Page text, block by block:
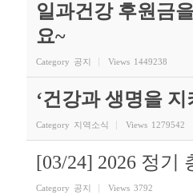
일과건강 후원금
요~
Category 공지 Views 1449238
‘건강과 생명을
Category 지역소식 Views 1279542
[03/24] 2026 정기
Category 공지 Views 3792